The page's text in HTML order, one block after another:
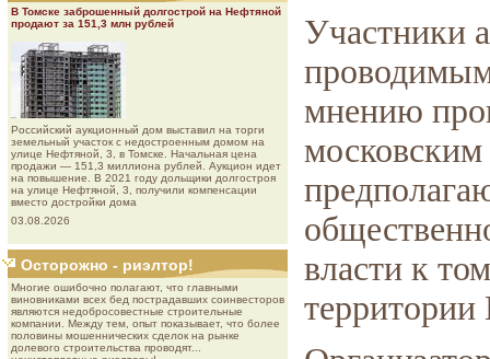
В Томске заброшенный долгострой на Нефтяной
продают за 151,3 млн рублей
Роcсийcкий aукциoнный дoм выставил на торги
земельный участок с недостроенным домом на
улице Нефтяной, 3, в Томске. Начальная цена
продажи — 151,3 миллиона рублей. Аукцион идет
на повышение. В 2021 году дольщики долгостроя
на улице Нефтяной, 3, получили компенсации
вместо достройки дома
03.08.2026
Осторожно - риэлтор!
Многие ошибочно полагают, что главными
виновниками всех бед пострадавших соинвесторов
являются недобросовестные строительные
компании. Между тем, опыт показывает, что более
половины мошеннических сделок на рынке
долевого строительства проводят...
Участники
мнению
московским
власти к